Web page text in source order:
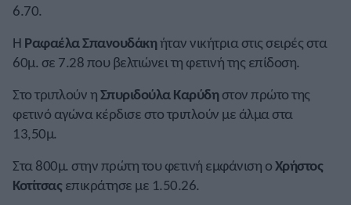
6.70.
Η Ραφαέλα Σπανουδάκηήταν νικήτρια στις σειρές στα
60μ. σε 7.28 που βελτιώνει τη φετινή της επίδοση.
Στο τριπλούν ηΣπυριδούλα Καρύδηστον πρώτο της
φετινό αγώνα κέρδισε στο τριπλούν με άλμα στα
13,50μ.
Στα 800μ. στην πρώτη του φετινή εμφάνιση οΧρήστος
Κοτίτσαςεπικράτησε με 1.50.26.